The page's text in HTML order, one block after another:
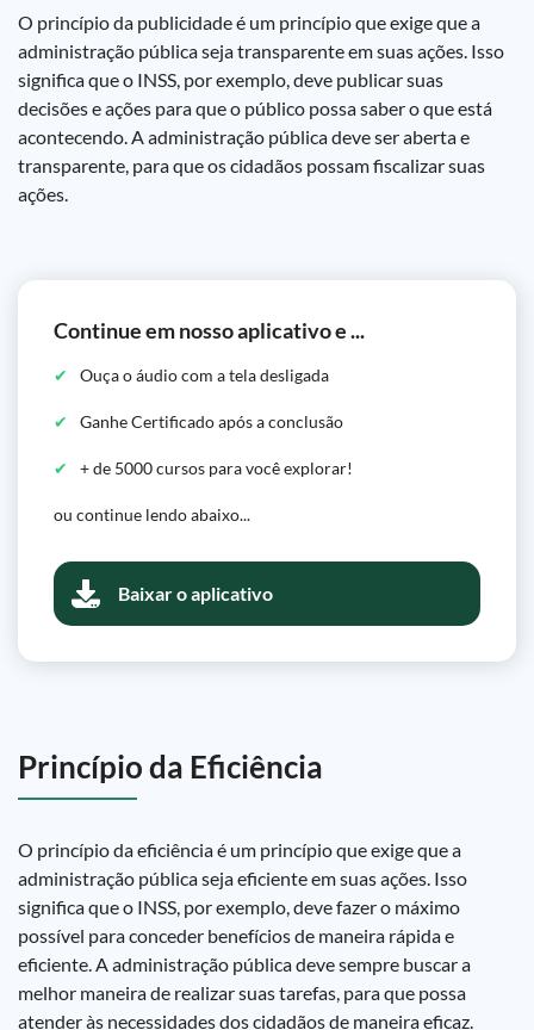
O princípio da publicidade é um princípio que exige que a
administração pública seja transparente em suas ações. Isso
significa que o INSS, por exemplo, deve publicar suas
decisões e ações para que o público possa saber o que está
acontecendo. A administração pública deve ser aberta e
transparente, para que os cidadãos possam fiscalizar suas
ações.
Continue em nosso aplicativo e ...
Ouça o áudio com a tela desligada
Ganhe Certificado após a conclusão
+ de 5000 cursos para você explorar!
ou continue lendo abaixo...
Baixar o aplicativo
Princípio da Eficiência
O princípio da eficiência é um princípio que exige que a
administração pública seja eficiente em suas ações. Isso
significa que o INSS, por exemplo, deve fazer o máximo
possível para conceder benefícios de maneira rápida e
eficiente. A administração pública deve sempre buscar a
melhor maneira de realizar suas tarefas, para que possa
atender às necessidades dos cidadãos de maneira eficaz.